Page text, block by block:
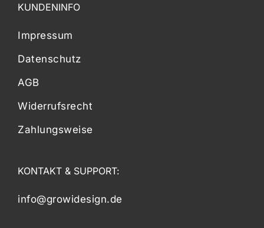
KUNDENINFO
Impressum
Datenschutz
AGB
Widerrufsrecht
Zahlungsweise
KONTAKT & SUPPORT:
info@growidesign.de